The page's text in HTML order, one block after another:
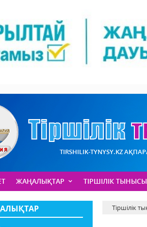
TIRSHILIK-TYNYSY.KZ
ЖАҢАЛЫҚТАР ТІРШІЛІК
Тіршілік